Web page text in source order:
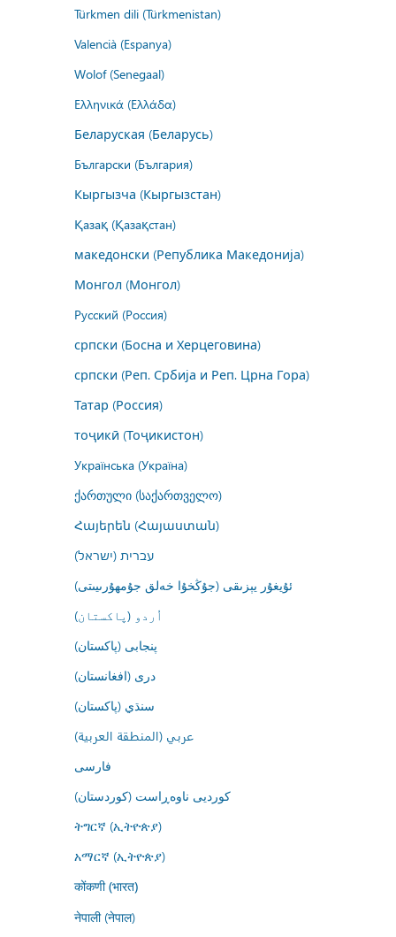
Türkmen dili (Türkmenistan)
Valencià (Espanya)
Wolof (Senegaal)
Ελληνικά (Ελλάδα)
Беларуская (Беларусь)
Български (България)
Кыргызча (Кыргызстан)
Қазақ (Қазақстан)
македонски (Република Македонија)
Монгол (Монгол)
Русский (Россия)
српски (Босна и Херцеговина)
српски (Реп. Србија и Реп. Црна Гора)
Татар (Россия)
тоҷикӣ (Тоҷикистон)
Українська (Україна)
ქართული (საქართველო)
Հայերեն (Հայաստան)
עברית (ישראל)
ئۇيغۇر يېزىقى (جۇڭخۇا خەلق جۇمھۇرىيىتى)
اُردو (پاکستان)
پنجابی (پاکستان)
درى (افغانستان)
سنڌي (پاکستان)
عربي (المنطقة العربية)
فارسى
کوردیی ناوەڕاست (کوردستان)
ትግርኛ (ኢትዮጵያ)
አማርኛ (ኢትዮጵያ)
कोंकणी (भारत)
नेपाली (नेपाल)